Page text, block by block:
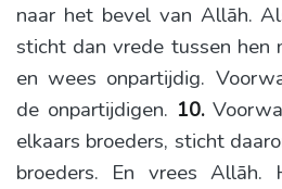
naar het bevel van Allāh.
sticht dan vrede tussen hen
en wees onpartijdig.
de onpartijdigen. 10.
elkaars broeders, sticht
broeders. En vrees Allāh.